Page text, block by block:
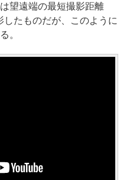
望遠端の最短撮影距離
したものだが、このように
。